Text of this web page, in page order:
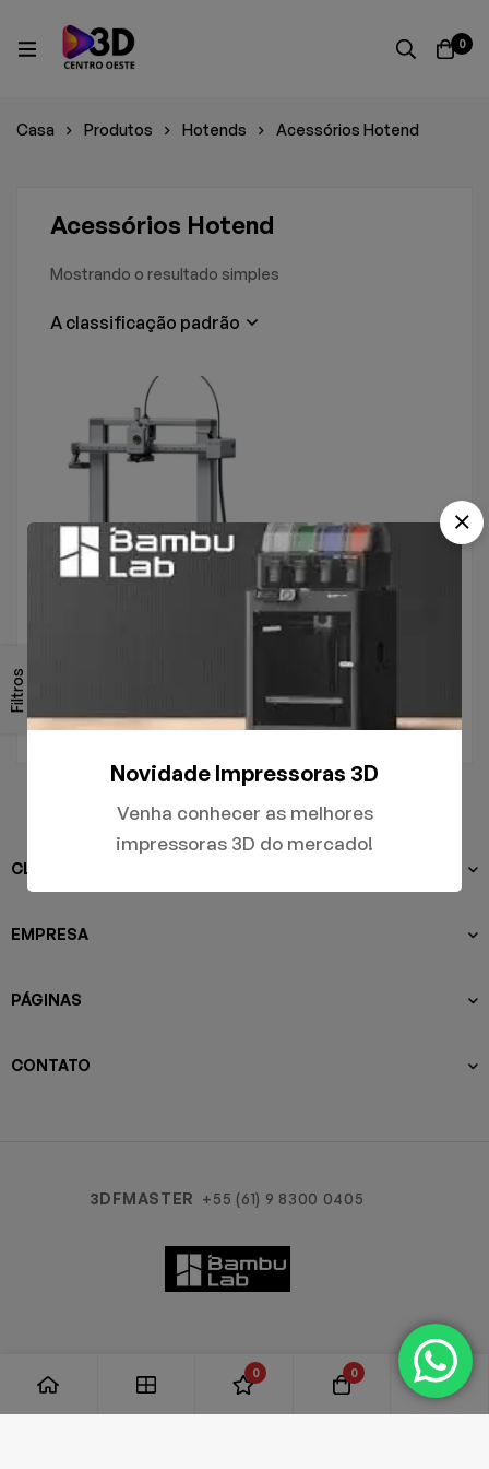
0
Casa Produtos Hotends Acessórios Hotend
Filtros
Acessórios Hotend
Mostrando o resultado simples
A classificação padrão
CLIENTES
EMPRESA
PÁGINAS
CONTATO
3DFMASTER +55 (61) 9 8300 0405
Novidade Impressoras 3D
Venha conhecer as melhores
impressoras 3D do mercado!
0 0